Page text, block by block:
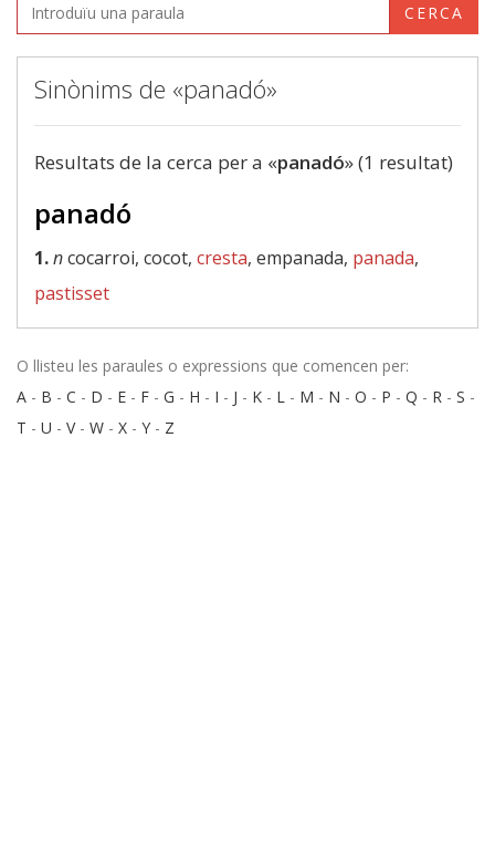
CERCA
Sinònims de «panadó»
Resultats de la cerca per a «panadó» (1 resultat)
panadó
1.ncocarroi, cocot, cresta, empanada, panada,
pastisset
O llisteu les paraules o expressions que comencen per:
A - B - C - D - E - F - G - H - I - J - K - L - M - N - O - P - Q - R - S -
T - U - V- W - X - Y - Z